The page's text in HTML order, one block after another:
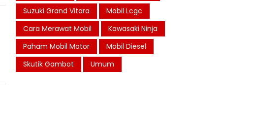
Suzuki Grand Vitara
Mobil Lcgc
Cara Merawat Mobil
Kawasaki Ninja
Paham Mobil Motor
Mobil Diesel
Skutik Gambot
Umum